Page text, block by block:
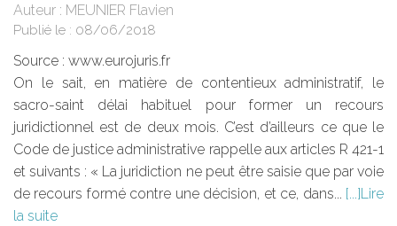
Auteur : MEUNIER Flavien
Publié le : 08/06/2018
Source : www.eurojuris.fr
On le sait, en matière de contentieux administratif, le
sacro-saint délai habituel pour former un recours
juridictionnel est de deux mois. C’est d’ailleurs ce que le
Code de justice administrative rappelle aux articles R 421-1
et suivants : « La juridiction ne peut être saisie que par voie
de recours formé contre une décision, et ce, dans...
Lire
la suite